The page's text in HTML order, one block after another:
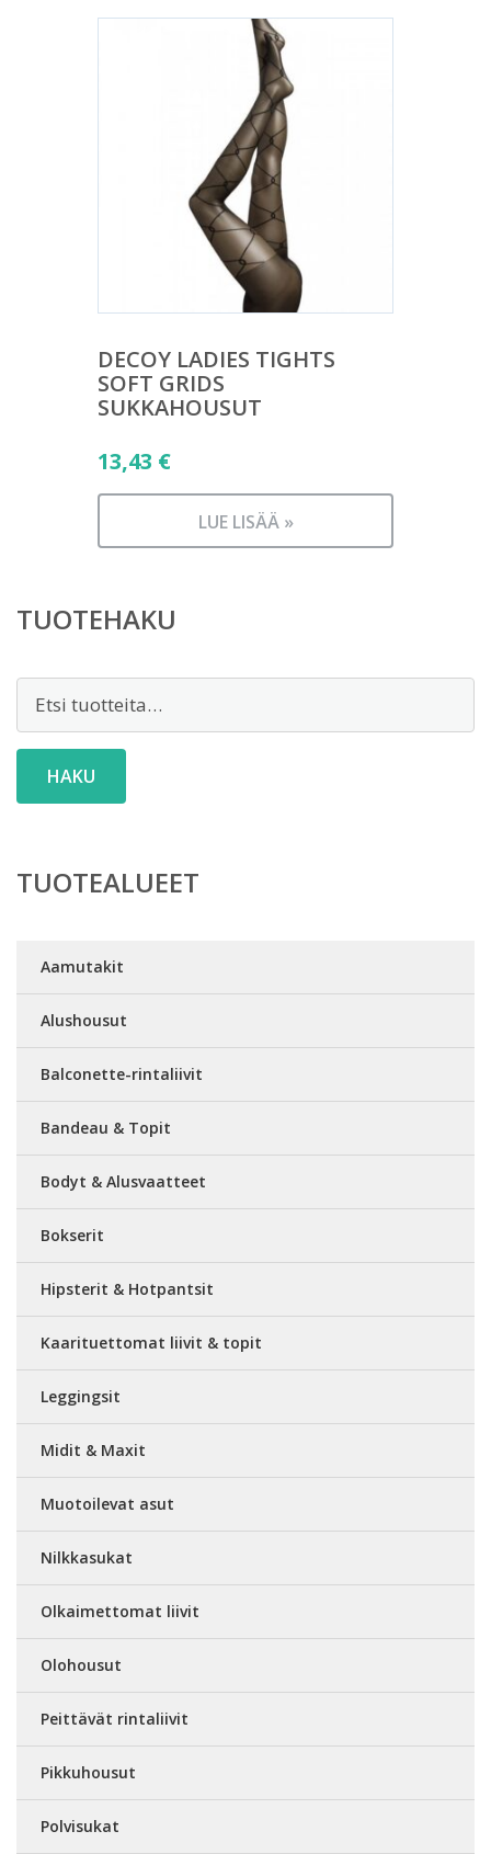
DECOY LADIES TIGHTS
SOFT GRIDS
SUKKAHOUSUT
13,43 €
LUE LISÄÄ »
TUOTEHAKU
Etsi:
HAKU
TUOTEALUEET
Aamutakit
Alushousut
Balconette-rintaliivit
Bandeau & Topit
Bodyt & Alusvaatteet
Bokserit
Hipsterit & Hotpantsit
Kaarituettomat liivit & topit
Leggingsit
Midit & Maxit
Muotoilevat asut
Nilkkasukat
Olkaimettomat liivit
Olohousut
Peittävät rintaliivit
Pikkuhousut
Polvisukat